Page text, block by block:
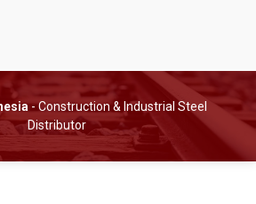
- Construction & Industrial Steel
Distributor